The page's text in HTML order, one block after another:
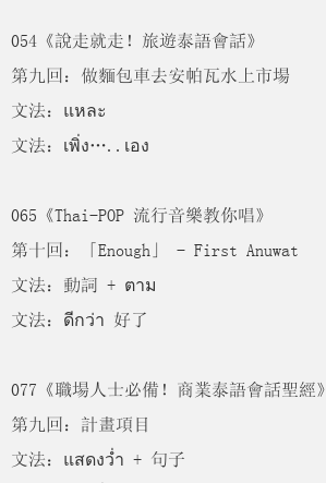
054《說走就走！旅遊泰語會話》
第九回：做麵包車去安帕瓦水上市場
文法：แหละ
文法：เพิ่ง…..เอง
065《Thai-POP 流行音樂教你唱》
第十回：「Enough」 - First Anuwat
文法：動詞 + ตาม
文法：ดีกว่า 好了
077《職場人士必備！商業泰語會話聖經》
第九回：計畫項目
文法：แสดงว่ำ + 句子